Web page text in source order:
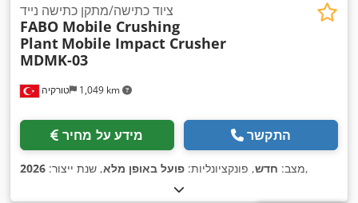
טורקיה 1,049 km
ציוד כתישה/מתקן כתישה נייד
FABO Mobile Crushing
Plant Mobile Impact Crusher
MDMK-03
מידע על מחיר התקשר
מצב: חדש, פונקציונליות: פועל באופן מלא, שנת ייצור: 2026 ,